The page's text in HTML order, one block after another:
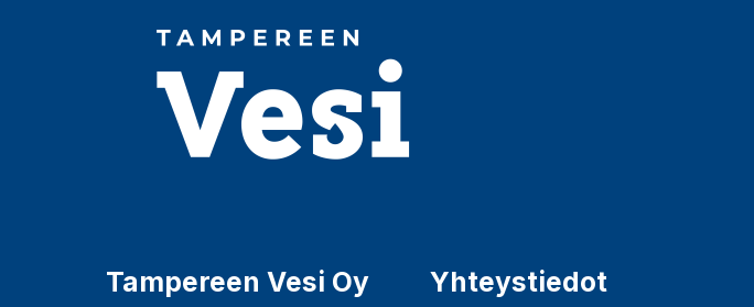
Tampereen Vesi Oy Yhteystiedot